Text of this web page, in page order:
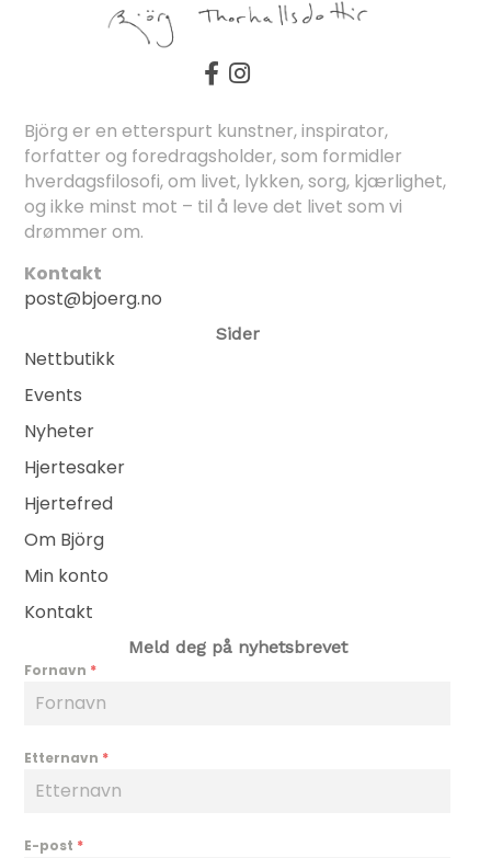
Björg er en etterspurt kunstner, inspirator,
forfatter og foredragsholder, som formidler
hverdagsfilosofi, om livet, lykken, sorg, kjærlighet,
og ikke minst mot – til å leve det livet som vi
drømmer om.
Kontakt
post@bjoerg.no
Sider
Nettbutikk
Events
Nyheter
Hjertesaker
Hjertefred
Om Björg
Min konto
Kontakt
Meld deg på nyhetsbrevet
Fornavn *
Etternavn *
E-post *